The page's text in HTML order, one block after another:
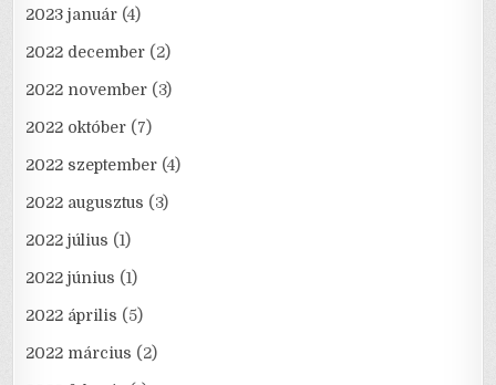
2023 január (4)
2022 december (2)
2022 november (3)
2022 október (7)
2022 szeptember (4)
2022 augusztus (3)
2022 július (1)
2022 június (1)
2022 április (5)
2022 március (2)